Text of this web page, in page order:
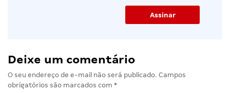
Deixe um comentário
O seu endereço de e-mail não será publicado. Campos
obrigatórios são marcados com *